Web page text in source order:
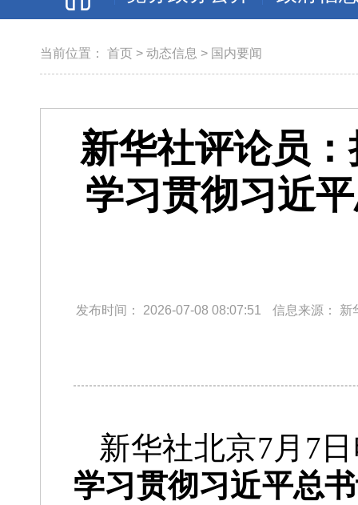
当前位置： 首页 > 动态信息 > 国内要闻
新华社评论员
学习贯彻习近
发布时间： 2026-07-08 08:07:51 信息来源： 新
新华社北京7月7
学习贯彻习近平总